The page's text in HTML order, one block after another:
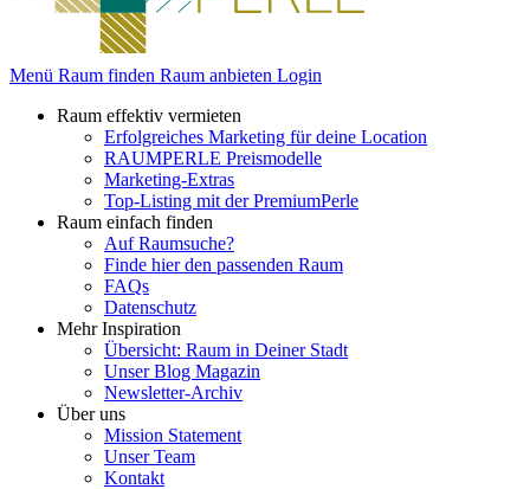
Menü Raum finden Raum anbieten Login
Raum effektiv vermieten
Erfolgreiches Marketing für deine Location
RAUMPERLE Preismodelle
Marketing-Extras
Top-Listing mit der PremiumPerle
Raum einfach finden
Auf Raumsuche?
Finde hier den passenden Raum
FAQs
Datenschutz
Mehr Inspiration
Übersicht: Raum in Deiner Stadt
Unser Blog Magazin
Newsletter-Archiv
Über uns
Mission Statement
Unser Team
Kontakt